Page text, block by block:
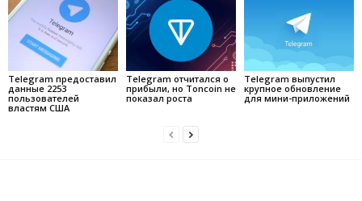
Telegram предоставил
данные 2253
пользователей
властям США
Telegram отчитался о
прибыли, но Toncoin не
показал роста
Telegram выпустил
крупное обновление
для мини-приложений